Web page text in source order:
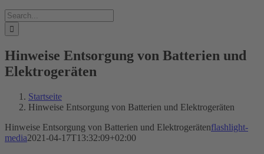
Suche
nach:
Hinweise Entsorgung von Batterien und
Elektrogeräten
Startseite
Hinweise Entsorgung von Batterien und Elektrogeräten
Hinweise Entsorgung von Batterien und Elektrogerätenflashlight-
media2021-04-17T13:32:09+02:00